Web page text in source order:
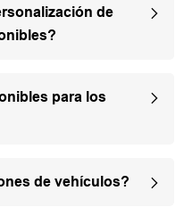
de
para los
de vehículos?